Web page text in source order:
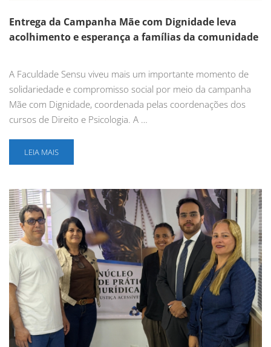
Entrega da Campanha Mãe com Dignidade leva
acolhimento e esperança a famílias da comunidade
A Faculdade Sensu viveu mais um importante momento de
solidariedade e compromisso social por meio da campanha
Mãe com Dignidade, coordenada pelas coordenações dos
cursos de Direito e Psicologia. A …
LEIA MAIS